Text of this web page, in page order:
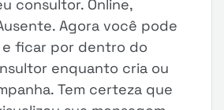
consultor. Online,
Agora você pode
ficar por dentro do
enquanto cria ou
Tem certeza que